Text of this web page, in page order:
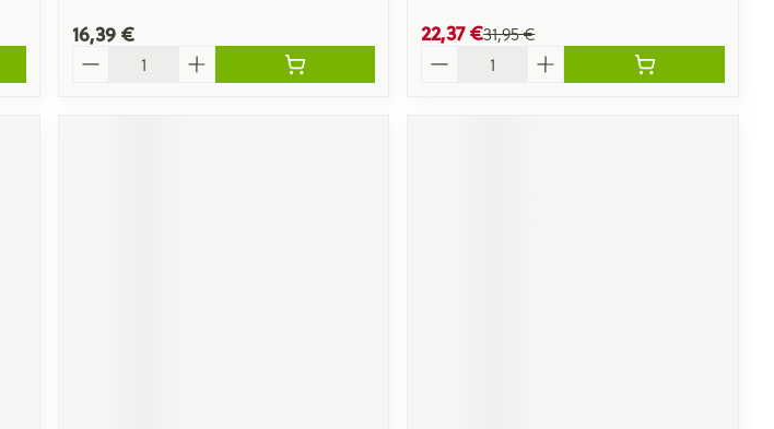
16,39 €
Quantité
31,95 €
22,37 €
Quantité